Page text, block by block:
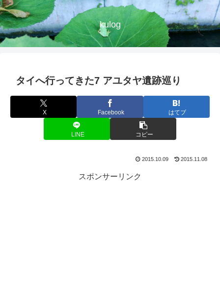
kulog
タイへ行ってきた7 アユタヤ遺跡巡り
X Facebook はてブ
LINE コピー
2015.10.09 2015.11.08
スポンサーリンク